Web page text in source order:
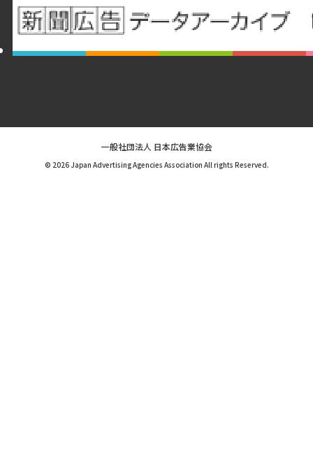
一般社団法人 日本広告業協会
© 2026 Japan Advertising Agencies Association All rights Reserved.